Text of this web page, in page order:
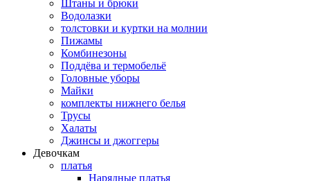
Штаны и брюки
Водолазки
толстовки и куртки на молнии
Пижамы
Комбинезоны
Поддёва и термобельё
Головные уборы
Майки
комплекты нижнего белья
Трусы
Халаты
Джинсы и джоггеры
Девочкам
платья
Нарядные платья